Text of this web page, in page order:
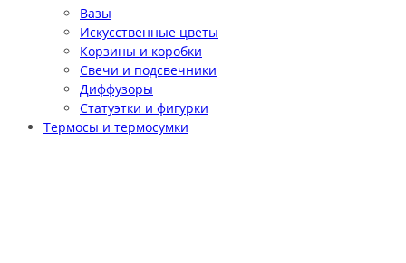
Вазы
Искусственные цветы
Корзины и коробки
Свечи и подсвечники
Диффузоры
Статуэтки и фигурки
Термосы и термосумки